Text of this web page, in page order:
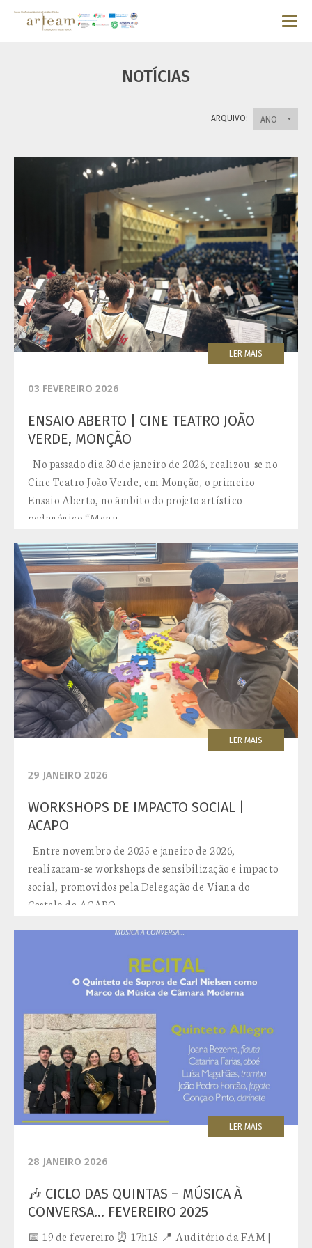
NOTÍCIAS
ARQUIVO: ANO
LER MAIS
03 FEVEREIRO 2026
ENSAIO ABERTO | CINE TEATRO JOÃO
VERDE, MONÇÃO
No passado dia 30 de janeiro de 2026, realizou-se no
Cine Teatro João Verde, em Monção, o primeiro
Ensaio Aberto, no âmbito do projeto artístico-
pedagógico “Menu...
LER MAIS
29 JANEIRO 2026
WORKSHOPS DE IMPACTO SOCIAL |
ACAPO
Entre novembro de 2025 e janeiro de 2026,
realizaram-se workshops de sensibilização e impacto
social, promovidos pela Delegação de Viana do
Castelo da ACAPO –...
LER MAIS
28 JANEIRO 2026
🎶 CICLO DAS QUINTAS – MÚSICA À
CONVERSA… FEVEREIRO 2025
📅 19 de fevereiro ⏰ 17h15 📍 Auditório da FAM |